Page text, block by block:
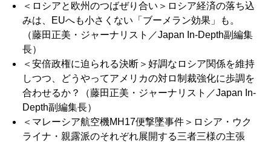
＜ロシアと欧州のつばぜり合い＞ロシア経済の落ち込
みは、EUへも小さくない「ブーメラン効果」も。
（藤田正美・ジャーナリスト／Japan In-Depth副編集
長）
＜安倍政権に迫られる決断＞好調なロシア関係を維持
しつつ、どうやってアメリカの対ロ制裁強化に歩調を
合わせるか？
（藤田正美・ジャーナリスト／Japan In-
Depth副編集長）
＜マレーシア航空機MH17便撃墜事件＞ロシア・ウク
ライナ・親露派のそれぞれ展開する三者三様の主張